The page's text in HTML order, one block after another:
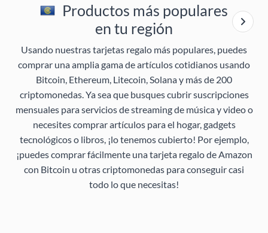
Productos más populares
en tu región
Usando nuestras tarjetas regalo más populares, puedes
comprar una amplia gama de artículos cotidianos usando
Bitcoin, Ethereum, Litecoin, Solana y más de 200
criptomonedas. Ya sea que busques cubrir suscripciones
mensuales para servicios de streaming de música y video o
necesites comprar artículos para el hogar, gadgets
tecnológicos o libros, ¡lo tenemos cubierto! Por ejemplo,
¡puedes comprar fácilmente una tarjeta regalo de Amazon
con Bitcoin u otras criptomonedas para conseguir casi
todo lo que necesitas!